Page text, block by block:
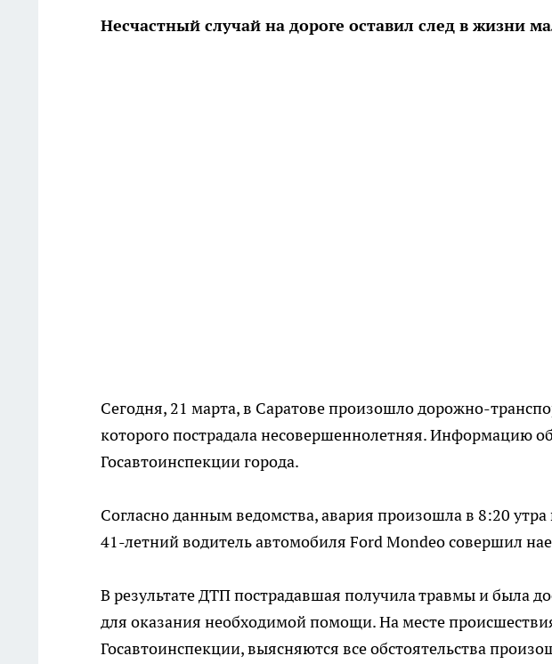
Несчастный случай на дороге оставил след в жизни
Сегодня, 21 марта, в Саратове произошло дорожно-
которого пострадала несовершеннолетняя. Информацию
Госавтоинспекции города.
Согласно данным ведомства, авария произошла в 8:20
41-летний водитель автомобиля Ford Mondeo совершил
В результате ДТП пострадавшая получила травмы и была
для оказания необходимой помощи. На месте
Госавтоинспекции, выясняются все обстоятельства